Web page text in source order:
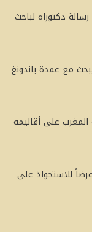
دكتوراه لباحث
مع عمدة باندونغ
على أقاليمه
عرضاً للاستحواذ على